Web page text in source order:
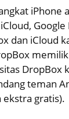
iPhone
dan iCloud
DropBox
teman
gratis).